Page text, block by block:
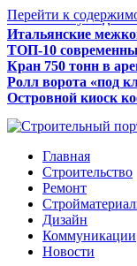
Перейти к
Итальянские
ТОП-10
Кран 750 тонн в
Ролл ворота «под
Островной киоск
Как бизнесу
Главная
Строительство
Ремонт
Дизайн
Коммуникации
Новости